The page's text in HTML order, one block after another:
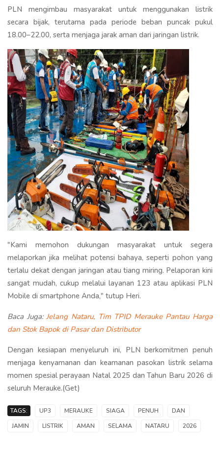
PLN mengimbau masyarakat untuk menggunakan listrik
secara bijak, terutama pada periode beban puncak pukul
18.00–22.00, serta menjaga jarak aman dari jaringan listrik.
"Kami memohon dukungan masyarakat untuk segera
melaporkan jika melihat potensi bahaya, seperti pohon yang
terlalu dekat dengan jaringan atau tiang miring. Pelaporan kini
sangat mudah, cukup melalui layanan 123 atau aplikasi PLN
Mobile di smartphone Anda," tutup Heri.
Baca Juga:Jelang Nataru, Tim TPID Merauke Pantau Harga
dan Stok Bapok di Pasar dan Distributor
Dengan kesiapan menyeluruh ini, PLN berkomitmen penuh
menjaga kenyamanan dan keamanan pasokan listrik selama
momen spesial perayaan Natal 2025 dan Tahun Baru 2026 di
seluruh Merauke.(Get)
TAGS: UP3 MERAUKE SIAGA PENUH
DAN
JAMIN
LISTRIK AMAN SELAMA NATARU 2026